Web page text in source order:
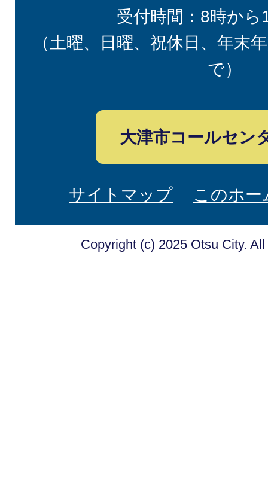
受付時間：8時から
（土曜、日曜、祝休日、年末
で）
大津市コールセン
サイトマップ このホ
Copyright (c) 2025 Otsu City.